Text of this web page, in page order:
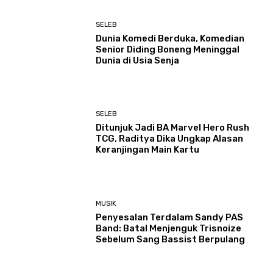
SELEB
Dunia Komedi Berduka, Komedian
Senior Diding Boneng Meninggal
Dunia di Usia Senja
SELEB
Ditunjuk Jadi BA Marvel Hero Rush
TCG, Raditya Dika Ungkap Alasan
Keranjingan Main Kartu
MUSIK
Penyesalan Terdalam Sandy PAS
Band: Batal Menjenguk Trisnoize
Sebelum Sang Bassist Berpulang ​